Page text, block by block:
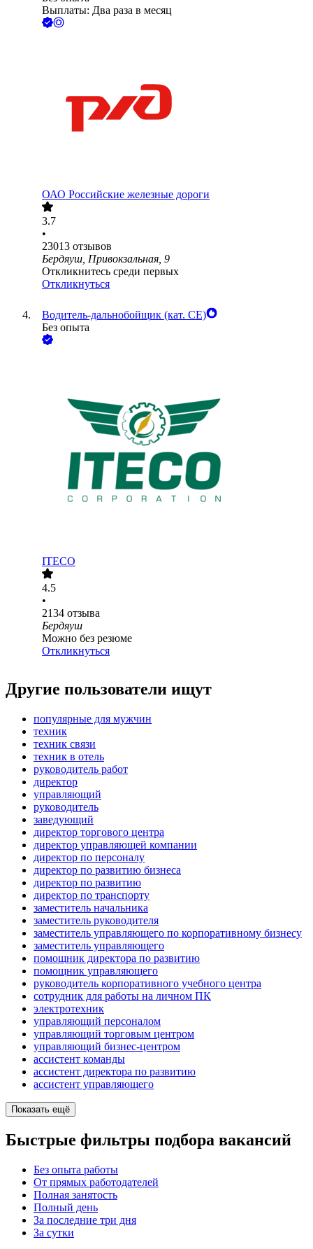
Выплаты: Два раза в месяц
ОАО Российские железные дороги
3.7
•
23013 отзывов
Бердяуш, Привокзальная, 9
Откликнитесь среди первых
Откликнуться
Водитель-дальнобойщик (кат. CE)
Без опыта
ITECO
4.5
•
2134 отзыва
Бердяуш
Можно без резюме
Откликнуться
Другие пользователи ищут
популярные для мужчин
техник
техник связи
техник в отель
руководитель работ
директор
управляющий
руководитель
заведующий
директор торгового центра
директор управляющей компании
директор по персоналу
директор по развитию бизнеса
директор по развитию
директор по транспорту
заместитель начальника
заместитель руководителя
заместитель управляющего по корпоративному бизнесу
заместитель управляющего
помощник директора по развитию
помощник управляющего
руководитель корпоративного учебного центра
сотрудник для работы на личном ПК
электротехник
управляющий персоналом
управляющий торговым центром
управляющий бизнес-центром
ассистент команды
ассистент директора по развитию
ассистент управляющего
Показать ещё
Быстрые фильтры подбора вакансий
Без опыта работы
От прямых работодателей
Полная занятость
Полный день
За последние три дня
За сутки